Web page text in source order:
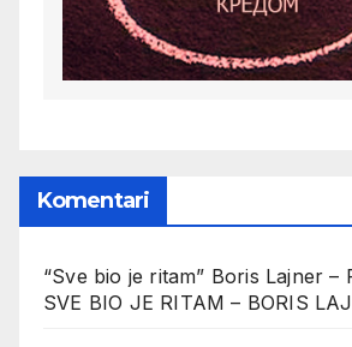
Komentari
“Sve bio je ritam” Boris Lajner –
SVE BIO JE RITAM – BORIS